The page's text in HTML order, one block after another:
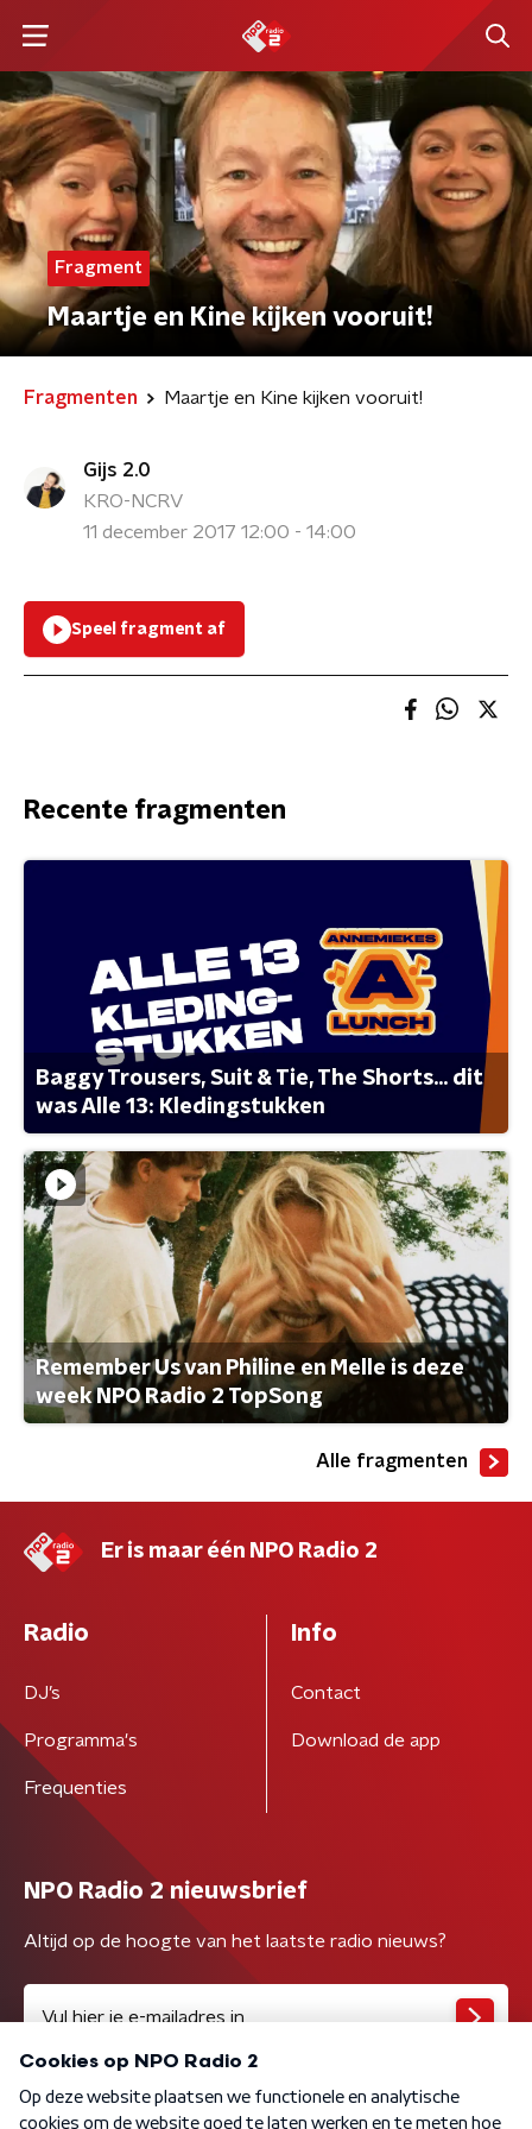
Fragment
Maartje en Kine kijken vooruit!
Fragmenten Maartje en Kine kijken vooruit!
Gijs 2.0
KRO-NCRV
11 december 2017 12:00 - 14:00
Speel fragment af
Recente fragmenten
Baggy Trousers, Suit & Tie, The Shorts... dit
was Alle 13: Kledingstukken
Remember Us van Philine en Melle is deze
week NPO Radio 2 TopSong
Alle fragmenten
Er is maar één NPO Radio 2
Radio
DJ’s
Programma's
Frequenties
Info
Contact
Download de app
NPO Radio 2 nieuwsbrief
Altijd op de hoogte van het laatste radio nieuws?